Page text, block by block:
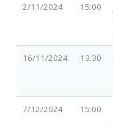
2/11/2024 15:00
16/11/2024 13:30
7/12/2024 15:00